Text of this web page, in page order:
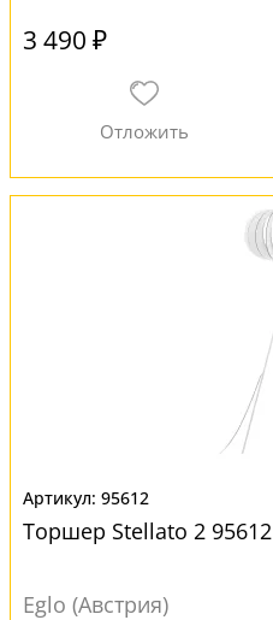
3 490 ₽
95612
Торшер Stellato 2 95612
Eglo (Австрия)